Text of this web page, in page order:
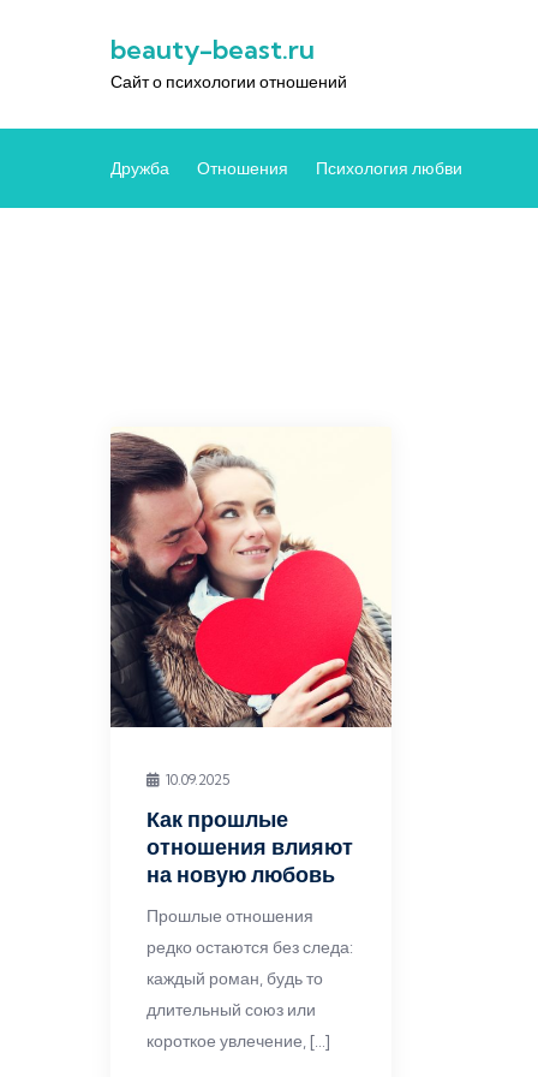
beauty-beast.ru
Сайт о психологии отношений
Дружба Отношения Психология любви
10.09.2025
Как прошлые
отношения влияют
на новую любовь
Прошлые отношения
редко остаются без следа:
каждый роман, будь то
длительный союз или
короткое увлечение, […]